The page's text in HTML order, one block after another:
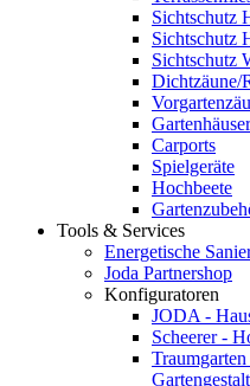
Sichtschutz
Sichtschutz
Sichtschutz
Dichtzäune/
Gartenhäuser
Carports
Spielgeräte
Hochbeete
Tools & Services
Energetische
Joda Partnershop
Konfiguratoren
JODA -
Scheerer -